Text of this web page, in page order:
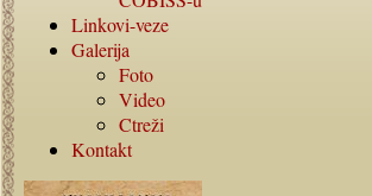
Linkovi-veze
Galerija
Foto
Video
Ctreži
Kontakt